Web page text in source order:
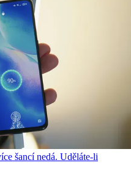
šancí nedá. Uděláte-li